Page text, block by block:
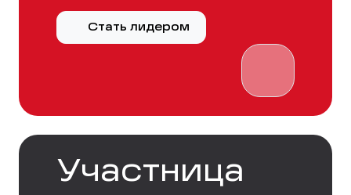
Стать лидером
Участница